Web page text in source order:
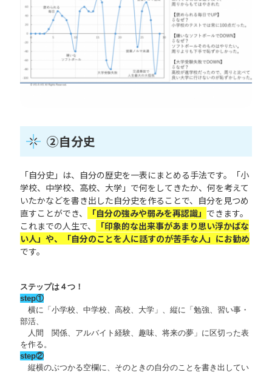
②自分史
「自分史」は、自分の歴史を一表にまとめる手法です。「小
学校、中学校、高校、大学」で何をしてきたか、何を考えて
いたかなどを書き出した自分史を作ることで、自分を見つめ
直すことができ、
「自分の強みや弱みを再認識」 できます。
これまでの人生で、
「印象的な出来事があまり思い浮かばな
い人」や、「自分のことを人に話すのが苦手な人」にお勧め
です。
ステップは４つ！
step①
横に「小学校、中学校、高校、大学」、縦に「勉強、習い事・
部活、
人間 関係、アルバイト経験、趣味、将来の夢」に区切った表
を作る。
step②
縦横のぶつかる空欄に、そのときの自分のことを書き出してい